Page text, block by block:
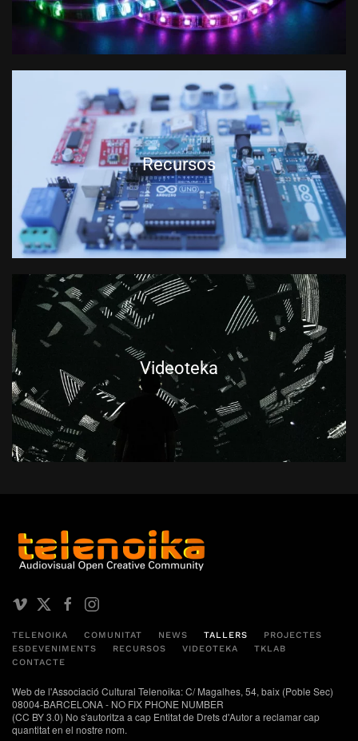
Recursos
Videoteka
TELENOIKA COMUNITAT NEWS TALLERS
PROJECTES
ESDEVENIMENTS
RECURSOS VIDEOTEKA
TKLAB
CONTACTE
Web de l'Associació Cultural Telenoika: C/ Magalhes, 54, baix (Poble Sec)
08004-BARCELONA - NO FIX PHONE NUMBER
(CC BY 3.0) No s'autoritza a cap Entitat de Drets d'Autor a reclamar cap
quantitat en el nostre nom.